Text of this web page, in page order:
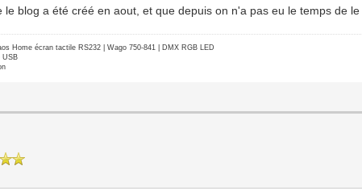
le blog a été créé en aout, et que depuis on n'a pas eu le temps de
Home écran tactile RS232 | Wago 750-841 | DMX RGB LED
USB